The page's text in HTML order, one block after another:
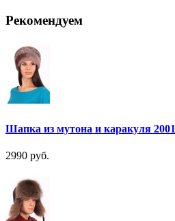
Рекомендуем
Шапка из мутона и каракуля 2001
2990 руб.